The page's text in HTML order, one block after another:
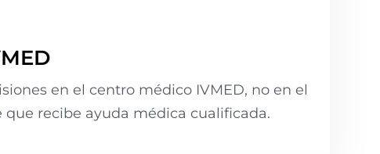
en el centro médico IVMED, no en el
recibe ayuda médica cualificada.